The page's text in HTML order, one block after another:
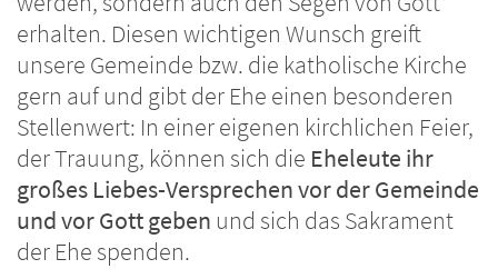
erhalten. Diesen wichtigen Wunsch greift
unsere Gemeinde bzw. die katholische Kirche
gern auf und gibt der Ehe einen besonderen
Stellenwert: In einer eigenen kirchlichen Feier,
der Trauung, können sich die Eheleute ihr
großes Liebes-Versprechen vor der Gemeinde
und vor Gott geben und sich das Sakrament
der Ehe spenden.